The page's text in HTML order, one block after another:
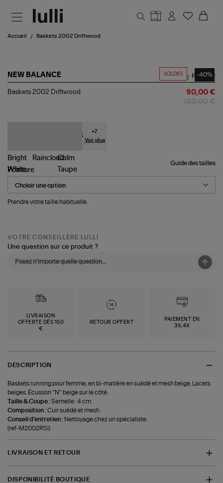
Accueil Baskets 2002 Driftwood
SOLDES -40%
NEW BALANCE
Baskets
Partager
Baskets 2002 Driftwood 90,00 €
+7
Voir plus
Guide des tailles
Pointure
Prendre votre taille habituelle.
VOTRE CONSEILLÈRE LULLI
Une question sur ce produit ?
LIVRAISON
OFFERTE DÈS 150
€
RETOUR OFFERT
PAIEMENT EN
3X,4X
DESCRIPTION
Baskets running pour femme, en bi-matière en suédé et mesh beige. Lacets
beiges. Écusson "N" beige sur le côté.
Taille & Coupe :Semelle : 4 cm.
Composition :Cuir suédé et mesh.
Conseil d'entretien : Nettoyage chez un spécialiste.
(ref-M2002RSI)
LIVRAISON ET RETOUR
DISPONIBILITÉ BOUTIQUE